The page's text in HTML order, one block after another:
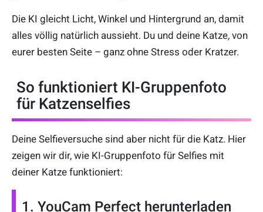
Die KI gleicht Licht, Winkel und Hintergrund an, damit
alles völlig natürlich aussieht. Du und deine Katze, von
eurer besten Seite – ganz ohne Stress oder Kratzer.
So funktioniert KI-Gruppenfoto
für Katzenselfies
Deine Selfieversuche sind aber nicht für die Katz. Hier
zeigen wir dir, wie KI-Gruppenfoto für Selfies mit
deiner Katze funktioniert:
1. YouCam Perfect herunterladen